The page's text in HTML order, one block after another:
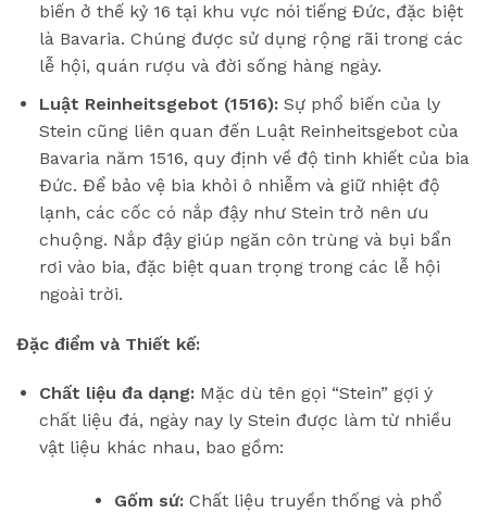
biến ở thế kỷ 16 tại khu vực nói tiếng Đức, đặc biệt
là Bavaria. Chúng được sử dụng rộng rãi trong các
lễ hội, quán rượu và đời sống hàng ngày.
Luật Reinheitsgebot (1516):Sự phổ biến của ly
Stein cũng liên quan đến Luật Reinheitsgebot của
Bavaria năm 1516, quy định về độ tinh khiết của bia
Đức. Để bảo vệ bia khỏi ô nhiễm và giữ nhiệt độ
lạnh, các cốc có nắp đậy như Stein trở nên ưu
chuộng. Nắp đậy giúp ngăn côn trùng và bụi bẩn
rơi vào bia, đặc biệt quan trọng trong các lễ hội
ngoài trời.
Đặc điểm và Thiết kế:
Chất liệu đa dạng:Mặc dù tên gọi “Stein” gợi ý
chất liệu đá, ngày nay ly Stein được làm từ nhiều
vật liệu khác nhau, bao gồm:
Gốm sứ:Chất liệu truyền thống và phổ